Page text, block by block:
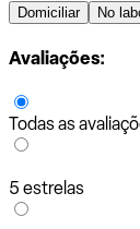
Domiciliar No
Avaliações:
Todas as
5 estrelas